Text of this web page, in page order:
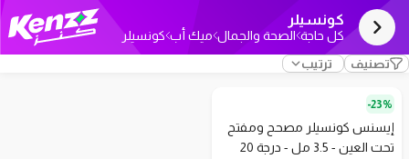
كونسيلر
كل حاجة الصحة والجمال ميك أب كونسيلر
تصنيف
ترتيب
23%-
إيسنس كونسيلر مصحح ومفتح
تحت العين - 3.5 مل - درجة 20